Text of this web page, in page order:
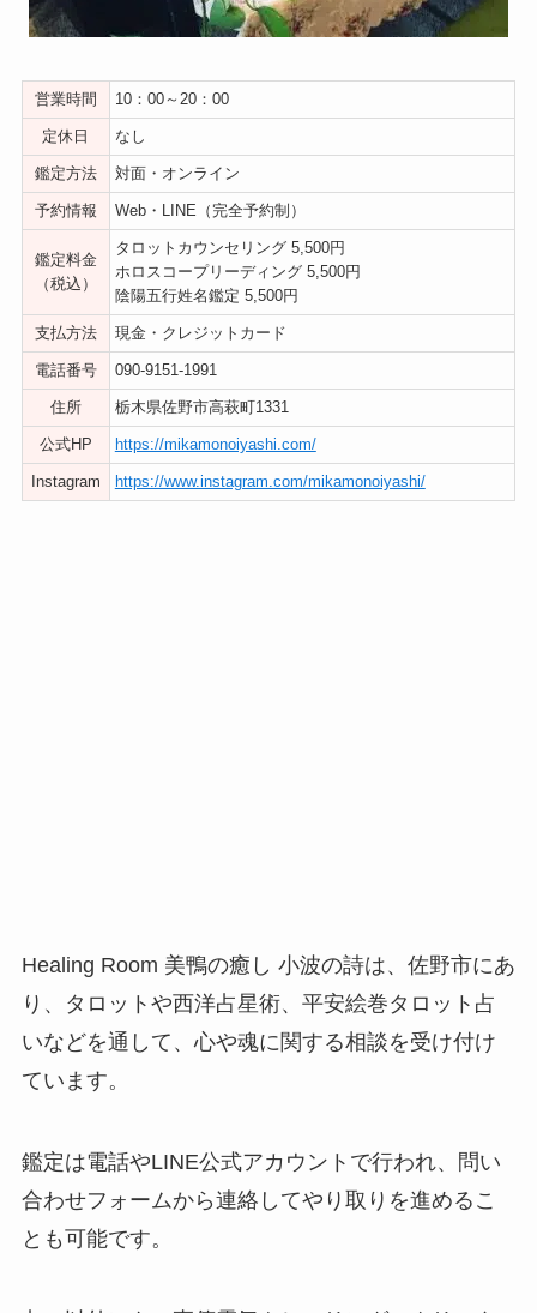
営業時間 10：00～20：00
定休日 なし
鑑定方法 対面・オンライン
予約情報 Web・LINE（完全予約制）
鑑定料金
（税込）
タロットカウンセリング 5,500円
ホロスコープリーディング 5,500円
陰陽五行姓名鑑定 5,500円
支払方法 現金・クレジットカード
電話番号 090-9151-1991
住所 栃木県佐野市高萩町1331
公式HP https://mikamonoiyashi.com/
Instagram https://www.instagram.com/mikamonoiyashi/
Healing Room 美鴨の癒し 小波の詩は、佐野市にあ
り、タロットや西洋占星術、平安絵巻タロット占
いなどを通して、心や魂に関する相談を受け付け
ています。
鑑定は電話やLINE公式アカウントで行われ、問い
合わせフォームから連絡してやり取りを進めるこ
とも可能です。